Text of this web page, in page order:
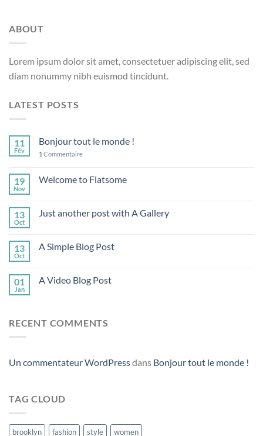
ABOUT
Lorem ipsum dolor sit amet, consectetuer adipiscing elit, sed
diam nonummy nibh euismod tincidunt.
LATEST POSTS
11
Fév
Bonjour tout le monde !
1 Commentaire
19
Nov
Welcome to Flatsome
13
Oct
Just another post with A Gallery
13
Oct
A Simple Blog Post
01
Jan
A Video Blog Post
RECENT COMMENTS
Un commentateur WordPressdans Bonjour tout le monde !
TAG CLOUD
brooklyn fashion style women